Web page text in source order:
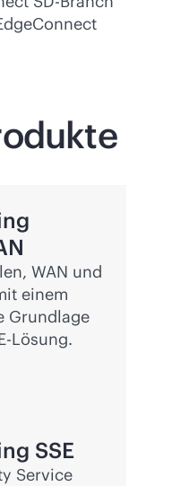
WAN und
einem
Grundlage
Lösung.
SSE
Service